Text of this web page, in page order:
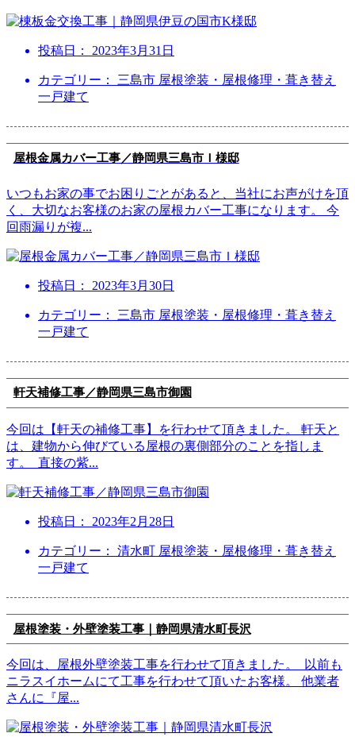
投稿日： 2023年3月31日
カテゴリー： 三島市 屋根塗装・屋根修理・葺き替え
一戸建て
屋根金属カバー工事／静岡県三島市Ｉ様邸
いつもお家の事でお困りごとがあると、当社にお声がけを頂
く、大切なお客様のお家の屋根カバー工事になります。 今
回雨漏りが複...
投稿日： 2023年3月30日
カテゴリー： 三島市 屋根塗装・屋根修理・葺き替え
一戸建て
軒天補修工事／静岡県三島市御園
今回は【軒天の補修工事】を行わせて頂きました。 軒天と
は、建物から伸びている屋根の裏側部分のことを指しま
す。 直接の紫...
投稿日： 2023年2月28日
カテゴリー： 清水町 屋根塗装・屋根修理・葺き替え
一戸建て
屋根塗装・外壁塗装工事｜静岡県清水町長沢
今回は、屋根外壁塗装工事を行わせて頂きました。 以前も
ニラスイホームにて工事を行わせて頂いたお客様。 他業者
さんに『屋...